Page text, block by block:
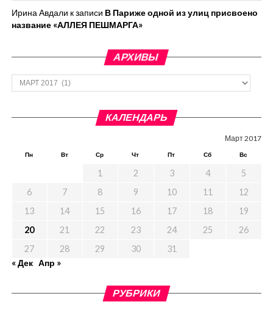
Ирина Авдали к записи В Париже одной из улиц присвоено
название «АЛЛЕЯ ПЕШМАРГА»
АРХИВЫ
Архивы
КАЛЕНДАРЬ
Март 2017
Пн Вт Ср Чт Пт Сб Вс
1 2 3 4
5
6
7 8 9 10 11
12
13
14 15 16 17 18
19
20
21 22 23 24 25
26
27
28 29 30
31
« Дек Апр »
РУБРИКИ